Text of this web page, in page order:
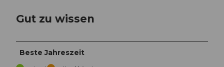
Gut zu wissen
Beste Jahreszeit